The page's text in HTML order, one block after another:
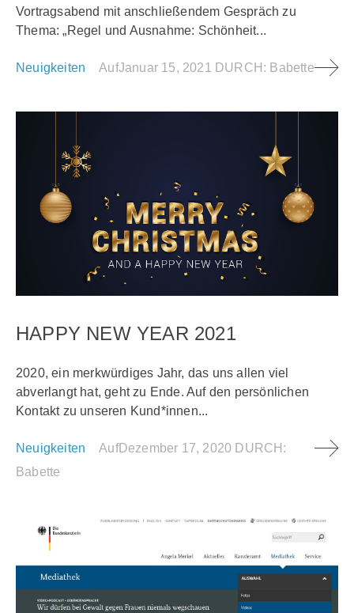
Vortragsabend mit anschließendem Gespräch zu
Thema: „Regel und Ausnahme: Schönheit...
Neuigkeiten AufJanuar 15, 2021 DURCH: Babette
HAPPY NEW YEAR 2021
2020, ein merkwürdiges Jahr, das uns allen viel
abverlangt hat, geht zu Ende. Auf den persönlichen
Kontakt zu unseren Kund*innen...
Neuigkeiten AufDezember 17, 2020 DURCH:
Babette